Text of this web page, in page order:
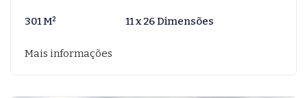
301 M² 11 x 26 Dimensões
Mais informações